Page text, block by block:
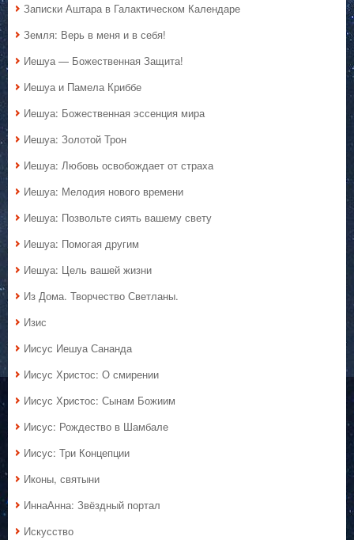
Записки Аштара в Галактическом Календаре
Земля: Верь в меня и в себя!
Иешуа — Божественная Защита!
Иешуа и Памела Криббе
Иешуа: Божественная эссенция мира
Иешуа: Золотой Трон
Иешуа: Любовь освобождает от страха
Иешуа: Мелодия нового времени
Иешуа: Позвольте сиять вашему свету
Иешуа: Помогая другим
Иешуа: Цель вашей жизни
Из Дома. Творчество Светланы.
Изис
Иисус Иешуа Сананда
Иисус Христос: О смирении
Иисус Христос: Сынам Божиим
Иисус: Рождество в Шамбале
Иисус: Три Концепции
Иконы, святыни
ИннаАнна: Звёздный портал
Искусство